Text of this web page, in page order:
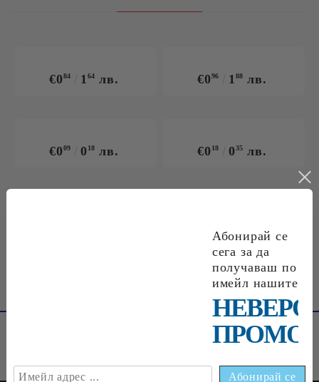
€084 164 лв. €096 188 лв.
€009 018 лв. €018 035 лв.
Абонирай се
сега за да
получаваш по
имейл нашите